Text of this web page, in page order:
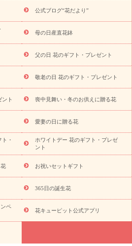
当日配達特急便 お祝い商品一覧
退院祝い・快気祝い
トのお祝いフラワー
お供え・お悔やみの花
四十九日法要以
贈る花
お供え お花とセットギフト
ペットのお供えフラワー
お盆（新
い返し お見舞い
お取り寄せギフト
観葉植物 ミディ胡蝶蘭
プリザーブ
探す アレンジメント 花束
スタ
お悔やみ 胡蝶蘭 胡蝶蘭・花鉢
胡蝶蘭・お供え
世界初の青色胡蝶蘭
直多肉植物
プリザーブドフラワー
花とセットギフト
セミオーダー
モア-）
花とみどりのeギフト
ー ピンク イエローオレンジ
レッ
トルコキキョウ
～ お祝い・4000円～
お祝い・
～ お祝い・ 10000円～
お供え・お
公式ブログ“花だより”
母の日産直花鉢
父の日 花のギフト・プレゼント
敬老の日 花のギフト・プレゼント
ト 喪中見舞い・冬のお供えに贈る花
愛妻の日に贈る花
・
ホワイトデー 花のギフト・プレゼ
ント
お祝いセットギフト
365日の誕生花
ペ
花キューピット公式アプリ